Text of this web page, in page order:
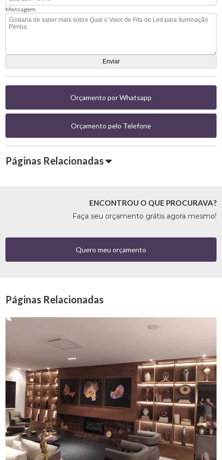
Mensagem
Orçamento por Whatsapp
Orçamento pelo Telefone
Páginas Relacionadas
ENCONTROU O QUE PROCURAVA?
Faça seu orçamento grátis agora mesmo!
Quero meu orçamento
Páginas Relacionadas